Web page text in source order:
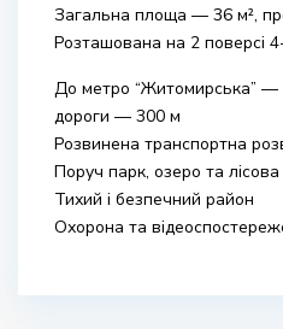
Загальна площа — 36 м²,
Розташована на 2 поверсі
До метро “Житомирська” —
дороги — 300 м
Розвинена транспортна
Поруч парк, озеро та
Тихий і безпечний район
Охорона та